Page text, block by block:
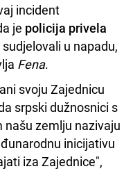
incident
je policija privela
u napadu,
Fena.
svoju Zajednicu
srpski dužnosnici s
zemlju nazivaju
inicijativu
iza Zajednice",